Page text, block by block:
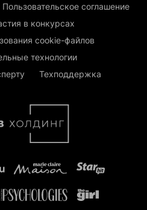
Пользовательское соглашение
в конкурсах
cookie-файлов
технологии
Техподдержка